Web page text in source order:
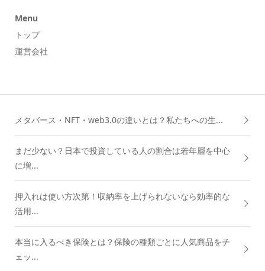
Menu
トップ
運営会社
メタバース・NFT・web3.0の違いとは？私たちへの生...
まだ少ない？日本で投資している人の割合は若年層を中心
に増...
押入れは使い方次第！収納率を上げられないなら効率的な
活用...
本当に入るべき保険とは？保険の種類ごとに人気商品をチ
ェッ...